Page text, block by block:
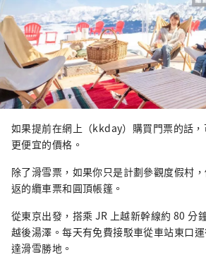
如果提前在網上（kkday）購買門票的話
更便宜的價格。
除了滑雪票，如果你只是計劃參觀度假村
返的纜車票和圓頂帳篷。
從東京出發，搭乘 JR 上越新幹線約 80 分
越後湯澤。每天有免費接駁車從車站東口
達滑雪勝地。